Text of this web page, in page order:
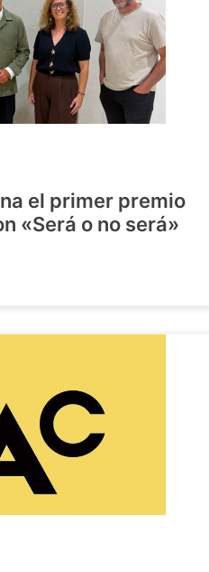
el primer premio
«Será o no será»